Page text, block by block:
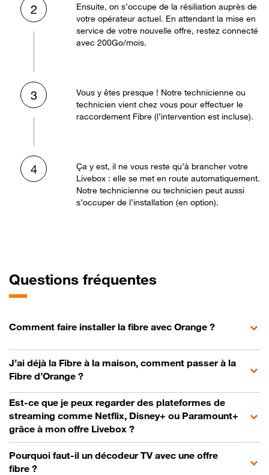
2
Ensuite, on s’occupe de la résiliation auprès de
votre opérateur actuel. En attendant la mise en
service de votre nouvelle offre, restez connecté
avec 200Go/mois.
3
Vous y êtes presque ! Notre technicienne ou
technicien vient chez vous pour effectuer le
raccordement Fibre (l’intervention est incluse).
4
Ça y est, il ne vous reste qu’à brancher votre
Livebox : elle se met en route automatiquement.
Notre technicienne ou technicien peut aussi
s’occuper de l’installation (en option).
Questions fréquentes
Comment faire installer la fibre avec Orange ?
J’ai déjà la Fibre à la maison, comment passer à la
Fibre d’Orange ?
Est-ce que je peux regarder des plateformes de
streaming comme Netflix, Disney+ ou Paramount+
grâce à mon offre Livebox ?
Pourquoi faut-il un décodeur TV avec une offre
fibre ?